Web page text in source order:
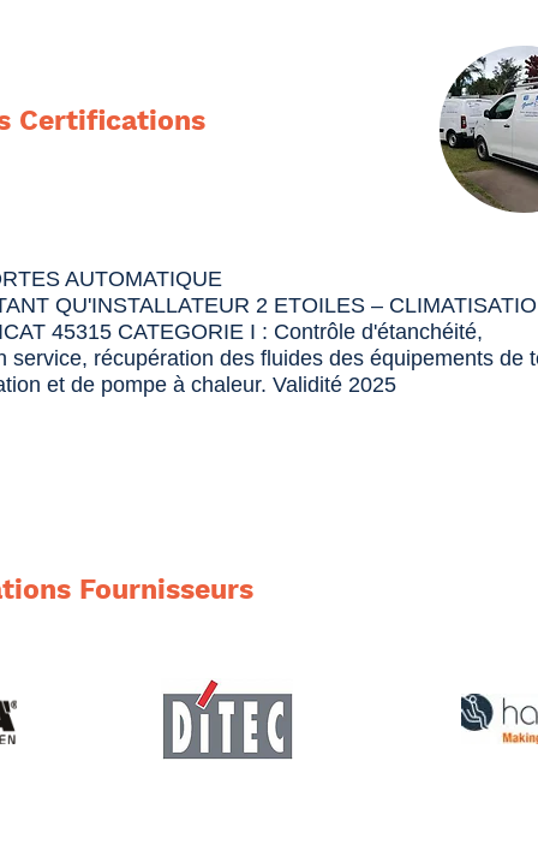
Certifications
AUTOMATIQUE
QU'INSTALLATEUR 2 ETOILES –
45315 CATEGORIE I : Contrôle d'étanchéité,
récupération des fluides des équipements de
et de pompe à chaleur. Validité 2025
Fournisseurs